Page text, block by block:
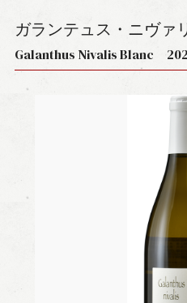
ガランテュス・ニヴァ
Galanthus Nivalis Blanc